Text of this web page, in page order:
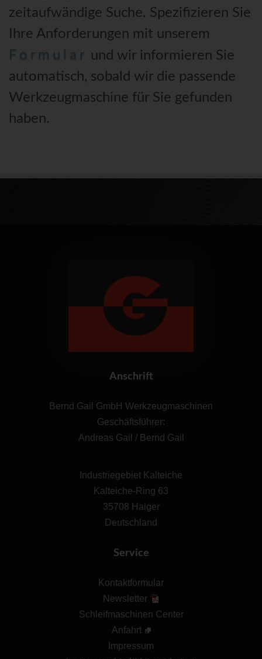
zeitaufwändige Suche. Spezifizieren Sie
Ihre Anforderungen mit unserem
Formular und wir informieren Sie
automatisch, sobald wir die passende
Werkzeugmaschine für Sie gefunden
haben.
Anschrift
Bernd Gail GmbH Werkzeugmaschinen
Geschäftsführer:
Andreas Gail / Bernd Gail
Industriegebiet Kalteiche
Kalteiche-Ring 63
35708 Haiger
Deutschland
Service
Kontaktformular
Newsletter
Schleifmaschinen Center
Anfahrt
Impressum